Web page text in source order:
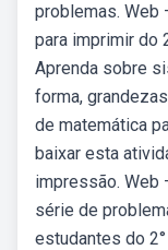
problemas. Web
para imprimir do
Aprenda sobre
forma,
de matemática
baixar esta
impressão. Web
série de
estudantes do